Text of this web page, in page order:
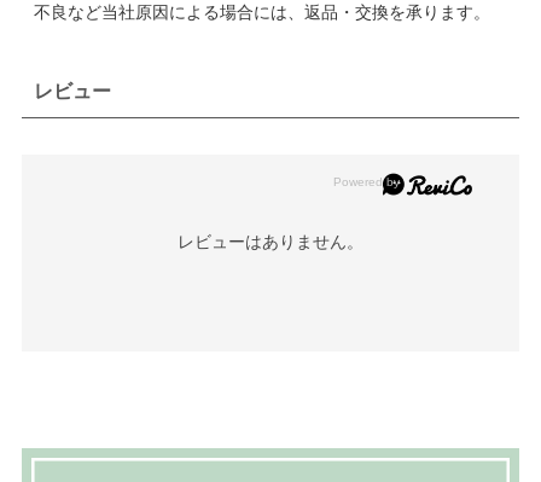
不良など当社原因による場合には、返品・交換を承ります。
レビュー
レビューはありません。